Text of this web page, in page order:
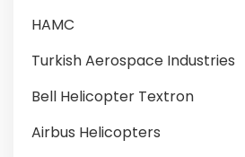
HAMC
Turkish Aerospace Industries
Bell Helicopter Textron
Airbus Helicopters